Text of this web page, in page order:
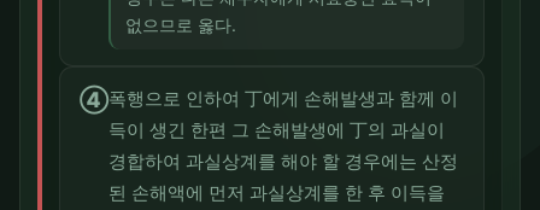
없으므로 옳다.
④폭행으로 인하여 丁에게 손해발생과 함께 이
득이 생긴 한편 그 손해발생에 丁의 과실이
경합하여 과실상계를 해야 할 경우에는 산정
된 손해액에 먼저 과실상계를 한 후 이득을